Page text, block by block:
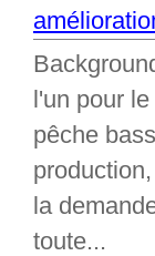
l'un pour
pêche
la
toute...